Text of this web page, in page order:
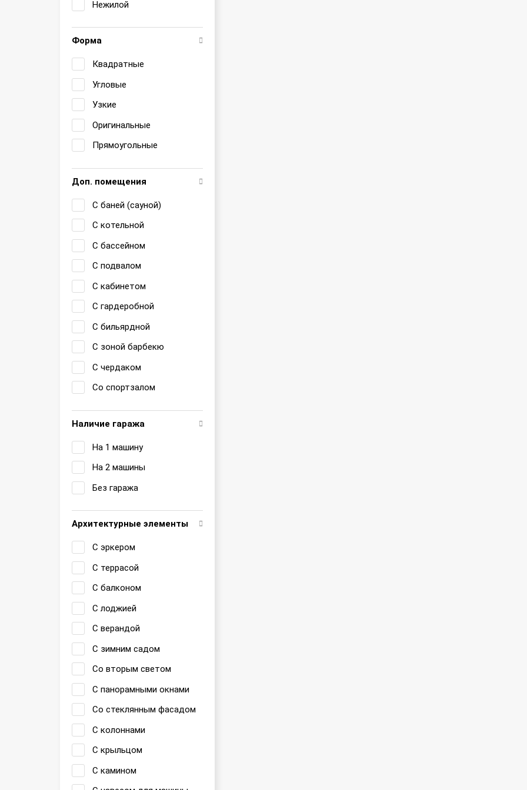
Нежилой
Форма
Квадратные
Угловые
Узкие
Оригинальные
Прямоугольные
Доп. помещения
С баней (сауной)
С котельной
С бассейном
С подвалом
С кабинетом
С гардеробной
С бильярдной
С зоной барбекю
С чердаком
Со спортзалом
Наличие гаража
На 1 машину
На 2 машины
Без гаража
Архитектурные элементы
С эркером
С террасой
С балконом
С лоджией
С верандой
С зимним садом
Со вторым светом
С панорамными окнами
Со стеклянным фасадом
С колоннами
С крыльцом
С камином